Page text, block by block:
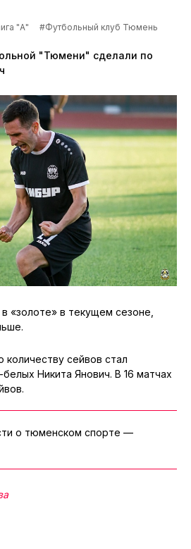
"А" #Футбольный клуб Тюмень
"Тюмени" сделали по
«золоте» в текущем сезоне,
сейвов стал
Никита Янович. В 16 матчах
о тюменском спорте —